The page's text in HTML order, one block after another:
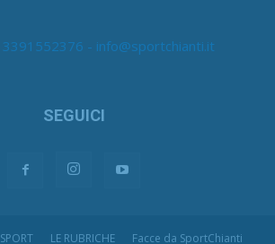
3391552376 - info@sportchianti.it
SEGUICI
SPORT LE RUBRICHE Facce da SportChianti